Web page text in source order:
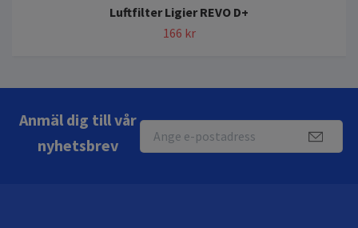
Luftfilter Ligier REVO D+
166 kr
Anmäl dig till vår
nyhetsbrev